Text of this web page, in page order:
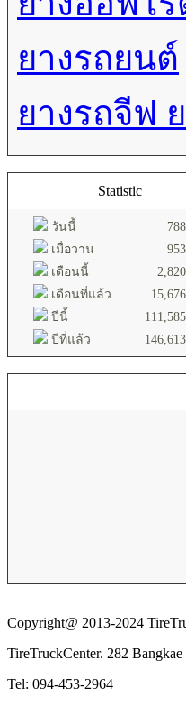
ยางรถยนต์
ยางรถจีฟ
Statistic
วันนี้
เมื่อวาน
เดือนนี้
เดือนที่แล้ว
ปีนี้
ปีที่แล้ว
Copyright@ 2013-2024
TireTruckCenter. 282
Tel: 094-453-2964